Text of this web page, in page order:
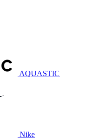
AQUASTIC
Nike